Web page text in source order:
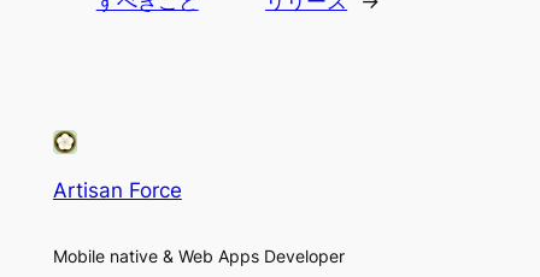
Artisan Force
Mobile native & Web Apps Developer